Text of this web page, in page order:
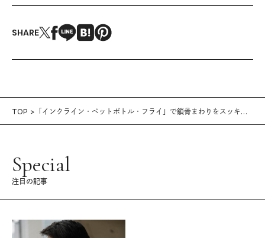
SHARE
TOP
「インクライン・ペットボトル・フライ」で鎖骨まわりをスッキ
Special
注目の記事